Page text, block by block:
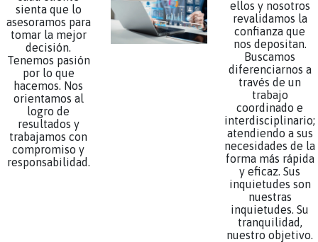
sienta que lo
asesoramos para
tomar la mejor
decisión.
Tenemos pasión
por lo que
hacemos. Nos
orientamos al
logro de
resultados y
trabajamos con
compromiso y
responsabilidad.
ellos y nosotros
revalidamos la
confianza que
nos depositan.
Buscamos
diferenciarnos a
través de un
trabajo
coordinado e
interdisciplinario;
atendiendo a sus
necesidades de la
forma más rápida
y eficaz. Sus
inquietudes son
nuestras
inquietudes. Su
tranquilidad,
nuestro objetivo.